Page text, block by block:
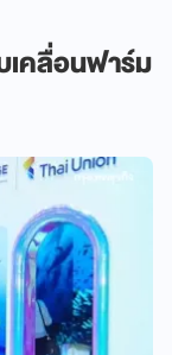
เคลื่อนฟาร์ม